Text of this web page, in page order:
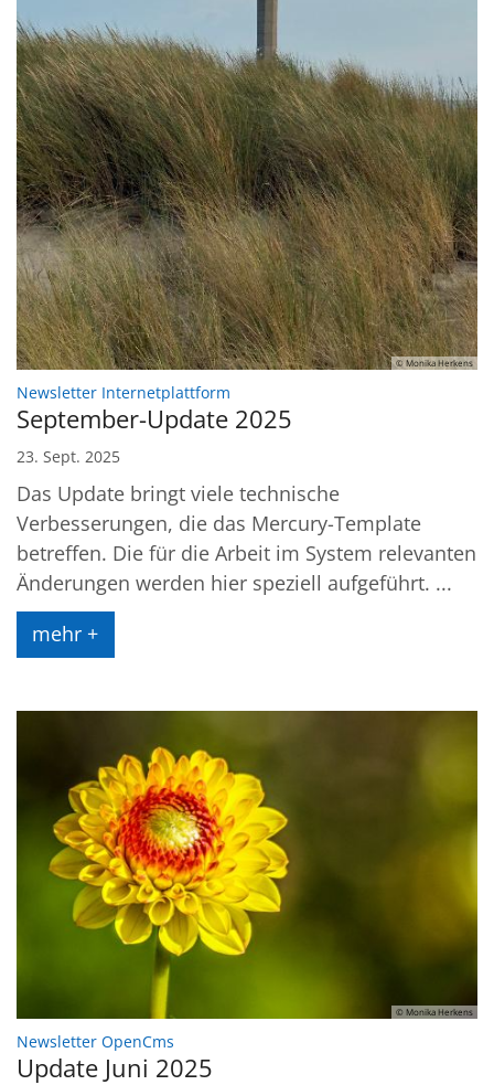
© Monika Herkens
Newsletter Internetplattform
September-Update 2025
23. Sept. 2025
Das Update bringt viele technische
Verbesserungen, die das Mercury-Template
betreffen. Die für die Arbeit im System relevanten
Änderungen werden hier speziell aufgeführt. ...
mehr +
© Monika Herkens
Newsletter OpenCms
Update Juni 2025